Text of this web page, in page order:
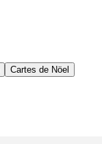
Cartes de Nöel